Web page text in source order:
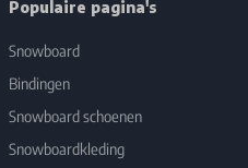
Populaire pagina's
Snowboard
Bindingen
Snowboard schoenen
Snowboardkleding